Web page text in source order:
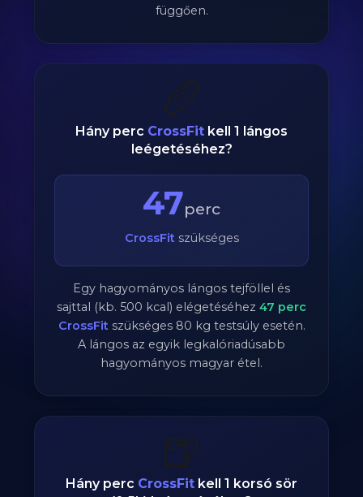
függően.
🥖
Hány perc CrossFit kell 1 lángos
leégetéséhez?
47perc
CrossFitszükséges
Egy hagyományos lángos tejföllel és
sajttal (kb. 500 kcal) elégetéséhez 47 perc
CrossFitszükséges 80 kg testsúly esetén.
A lángos az egyik legkalóriadúsabb
hagyományos magyar étel.
🍺
Hány perc CrossFit kell 1 korsó sör